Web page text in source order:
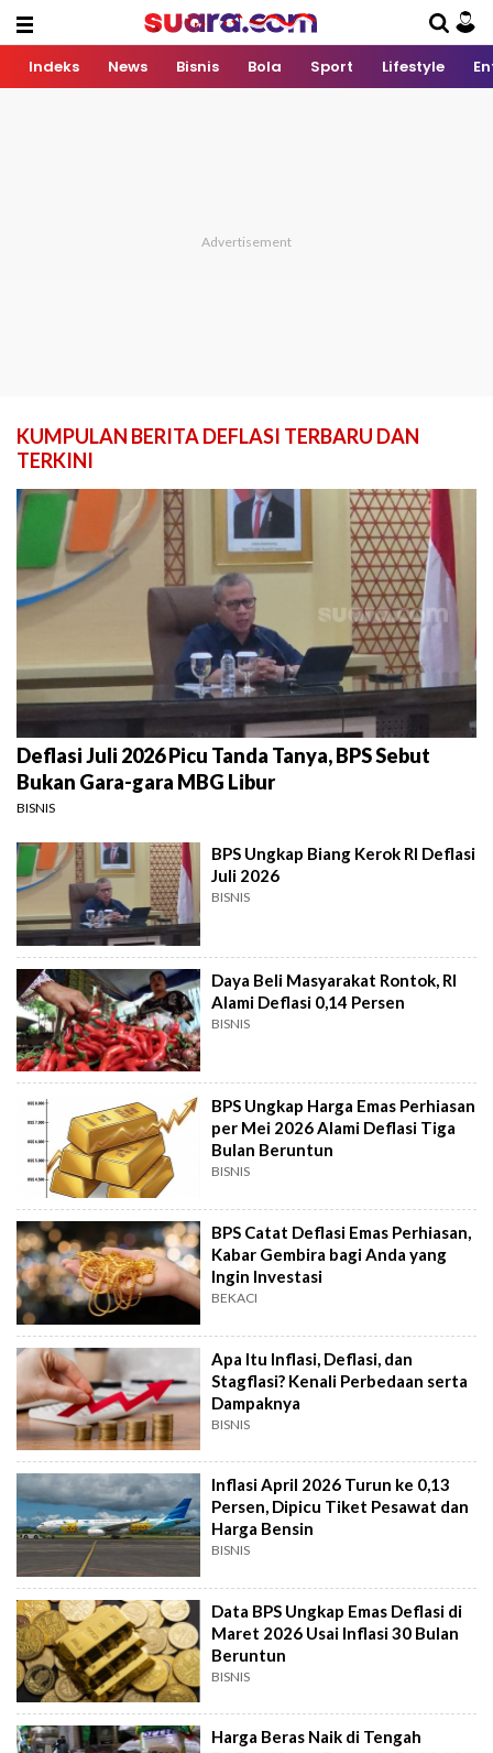
Indeks News Bisnis Bola Sport Lifestyle
KUMPULAN BERITA DEFLASI TERBARU DAN
TERKINI
Deflasi Juli 2026 Picu Tanda Tanya, BPS Sebut
Bukan Gara-gara MBG Libur
BISNIS
BPS Ungkap Biang Kerok RI Deflasi
Juli 2026
BISNIS
Daya Beli Masyarakat Rontok, RI
Alami Deflasi 0,14 Persen
BISNIS
BPS Ungkap Harga Emas Perhiasan
per Mei 2026 Alami Deflasi Tiga
Bulan Beruntun
BISNIS
BPS Catat Deflasi Emas Perhiasan,
Kabar Gembira bagi Anda yang
Ingin Investasi
BEKACI
Apa Itu Inflasi, Deflasi, dan
Stagflasi? Kenali Perbedaan serta
Dampaknya
BISNIS
Inflasi April 2026 Turun ke 0,13
Persen, Dipicu Tiket Pesawat dan
Harga Bensin
BISNIS
Data BPS Ungkap Emas Deflasi di
Maret 2026 Usai Inflasi 30 Bulan
Beruntun
BISNIS
Harga Beras Naik di Tengah